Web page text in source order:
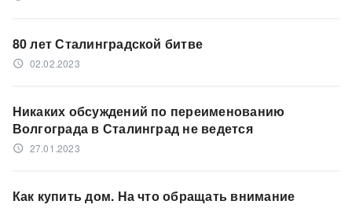
80 лет Сталинградской битве
access_time 02.02.2023
Никаких обсуждений по переименованию
Волгограда в Сталинград не ведется
access_time 27.01.2023
Как купить дом. На что обращать внимание